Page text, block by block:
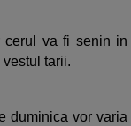
va fi senin in
tarii.
duminica vor varia